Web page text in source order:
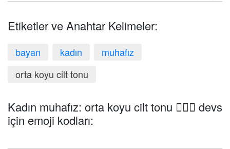
Etiketler ve Anahtar Kelimeler:
bayan kadın
muhafız
orta koyu cilt tonu
Kadın muhafız: orta koyu cilt tonu 💂🏾‍♀️ devs
için emoji kodları: